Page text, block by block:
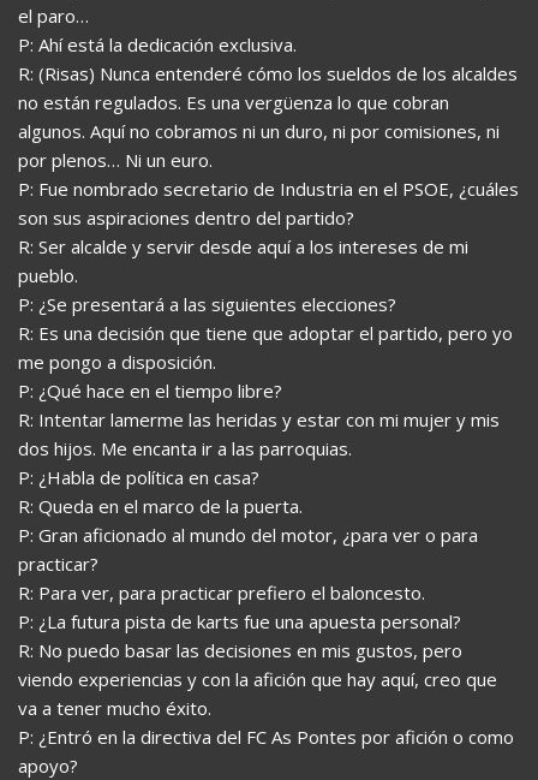
el paro…
P: Ahí está la dedicación exclusiva.
R: (Risas) Nunca entenderé cómo los sueldos de los alcaldes
no están regulados. Es una vergüenza lo que cobran
algunos. Aquí no cobramos ni un duro, ni por comisiones, ni
por plenos… Ni un euro.
P: Fue nombrado secretario de Industria en el PSOE, ¿cuáles
son sus aspiraciones dentro del partido?
R: Ser alcalde y servir desde aquí a los intereses de mi
pueblo.
P: ¿Se presentará a las siguientes elecciones?
R: Es una decisión que tiene que adoptar el partido, pero yo
me pongo a disposición.
P: ¿Qué hace en el tiempo libre?
R: Intentar lamerme las heridas y estar con mi mujer y mis
dos hijos. Me encanta ir a las parroquias.
P: ¿Habla de política en casa?
R: Queda en el marco de la puerta.
P: Gran aficionado al mundo del motor, ¿para ver o para
practicar?
R: Para ver, para practicar prefiero el baloncesto.
P: ¿La futura pista de karts fue una apuesta personal?
R: No puedo basar las decisiones en mis gustos, pero
viendo experiencias y con la afición que hay aquí, creo que
va a tener mucho éxito.
P: ¿Entró en la directiva del FC As Pontes por afición o como
apoyo?